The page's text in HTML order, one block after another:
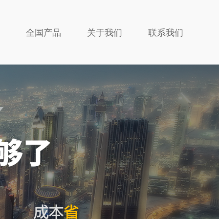
全国产品 关于我们 联系我们